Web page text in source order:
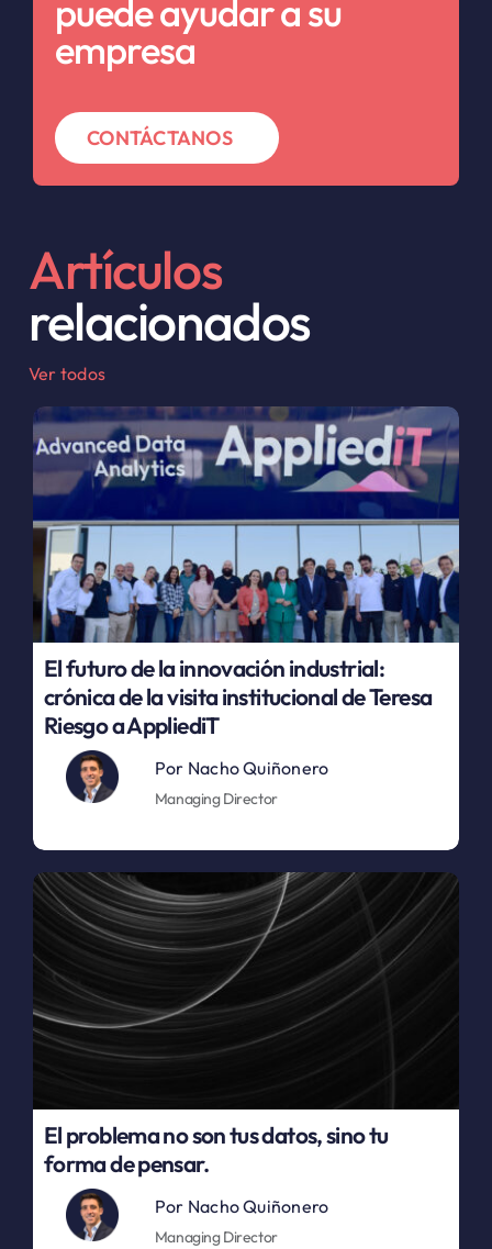
puede ayudar a su
empresa
CONTÁCTANOS
Artículos
relacionados
Ver todos
El futuro de la innovación industrial:
crónica de la visita institucional de Teresa
Riesgo a AppliediT
Por Nacho Quiñonero
Managing Director
El problema no son tus datos, sino tu
forma de pensar.
Por Nacho Quiñonero
Managing Director